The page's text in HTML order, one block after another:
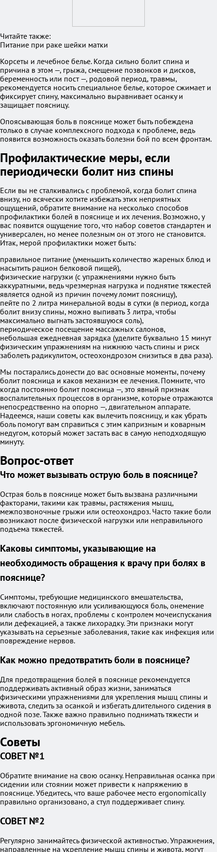
Читайте также:
Питание при раке шейки матки
Корсеты и лечебное белье. Когда сильно болит спина и
причина в этом —, грыжа, смещение позвонков и дисков,
беременность или пост —, родовой период, травмы,
рекомендуется носить специальное белье, которое сжимает и
фиксирует спину, максимально выравнивает осанку и
защищает поясницу.
Опоясывающая боль в пояснице может быть побеждена
только в случае комплексного подхода к проблеме, ведь
появится возможность оказать болезни бой по всем фронтам.
Профилактические меры, если
периодически болит низ спины
Если вы не сталкивались с проблемой, когда болит спина
внизу, но всячески хотите избежать этих неприятных
ощущений, обратите внимание на несколько способов
профилактики болей в пояснице и их лечения. Возможно, у
вас появится ощущение того, что набор советов стандартен и
универсален, но менее полезным он от этого не становится.
Итак, мерой профилактики может быть:
правильное питание (уменьшить количество жареных блюд и
насытить рацион белковой пищей),
физические нагрузки (с упражнениями нужно быть
аккуратными, ведь чрезмерная нагрузка и поднятие тяжестей
является одной из причин почему ломит поясницу),
пейте по 2 литра минеральной воды в сутки (в период, когда
болит внизу спины, можно выпивать 3 литра, чтобы
максимально выгнать застоявшуюся соль),
периодическое посещение массажных салонов,
небольшая ежедневная зарядка (уделите буквально 15 минут
физическим упражнениям на нижнюю часть спины и риск
заболеть радикулитом, остеохондрозом снизиться в два раза).
Мы постарались донести до вас основные моменты, почему
болит поясница и каков механизм ее лечения. Помните, что
когда постоянно болит поясница —, это явный признак
воспалительных процессов в организме, которые отражаются
непосредственно на опорно —, двигательном аппарате.
Надеемся, наши советы как вылечить поясницу, и как убрать
боль помогут вам справиться с этим капризным и коварным
недугом, который может застать вас в самую неподходящую
минуту.
Вопрос-ответ
Что может вызывать острую боль в пояснице?
Острая боль в пояснице может быть вызвана различными
факторами, такими как травмы, растяжения мышц,
межпозвоночные грыжи или остеохондроз. Часто такие боли
возникают после физической нагрузки или неправильного
подъема тяжестей.
Каковы симптомы, указывающие на
необходимость обращения к врачу при болях в
пояснице?
Симптомы, требующие медицинского вмешательства,
включают постоянную или усиливающуюся боль, онемение
или слабость в ногах, проблемы с контролем мочеиспускания
или дефекацией, а также лихорадку. Эти признаки могут
указывать на серьезные заболевания, такие как инфекция или
повреждение нервов.
Как можно предотвратить боли в пояснице?
Для предотвращения болей в пояснице рекомендуется
поддерживать активный образ жизни, заниматься
физическими упражнениями для укрепления мышц спины и
живота, следить за осанкой и избегать длительного сидения в
одной позе. Также важно правильно поднимать тяжести и
использовать эргономичную мебель.
Советы
СОВЕТ №1
Обратите внимание на свою осанку. Неправильная осанка при
сидении или стоянии может привести к напряжению в
пояснице. Убедитесь, что ваше рабочее место ergonomically
правильно организовано, а стул поддерживает спину.
СОВЕТ №2
Регулярно занимайтесь физической активностью. Упражнения,
направленные на укрепление мышц спины и живота, могут